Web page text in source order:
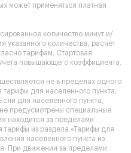
может применяться платная
количество минут и/
указанного количества, расчет
тарифам. Стартовая
повышающего коэффициента.
не в пределах одного
для населенного пункта,
для населенного пункта,
предусмотрены специальные
находится за пределами
тарифы из раздела «Тарифы для
населенного пункта из
При движении за пределами